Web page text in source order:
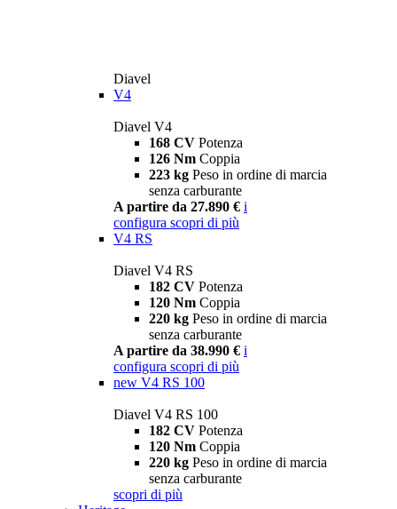
Diavel
V4
Diavel V4
168 CV Potenza
126 Nm Coppia
223 kg Peso in ordine di marcia
senza carburante
A partire da 27.890 € i
configura scopri di più
V4 RS
Diavel V4 RS
182 CV Potenza
120 Nm Coppia
220 kg Peso in ordine di marcia
senza carburante
A partire da 38.990 € i
configura scopri di più
new V4 RS 100
Diavel V4 RS 100
182 CV Potenza
120 Nm Coppia
220 kg Peso in ordine di marcia
senza carburante
scopri di più